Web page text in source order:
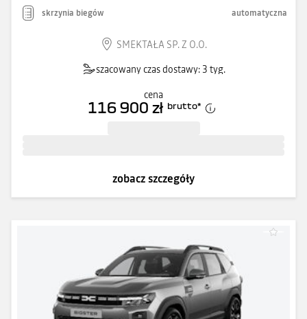
skrzynia biegów automatyczna
SMEKTAŁA SP. Z O.O.
szacowany czas dostawy: 3 tyg.
cena
116 900 zł brutto*
zobacz szczegóły